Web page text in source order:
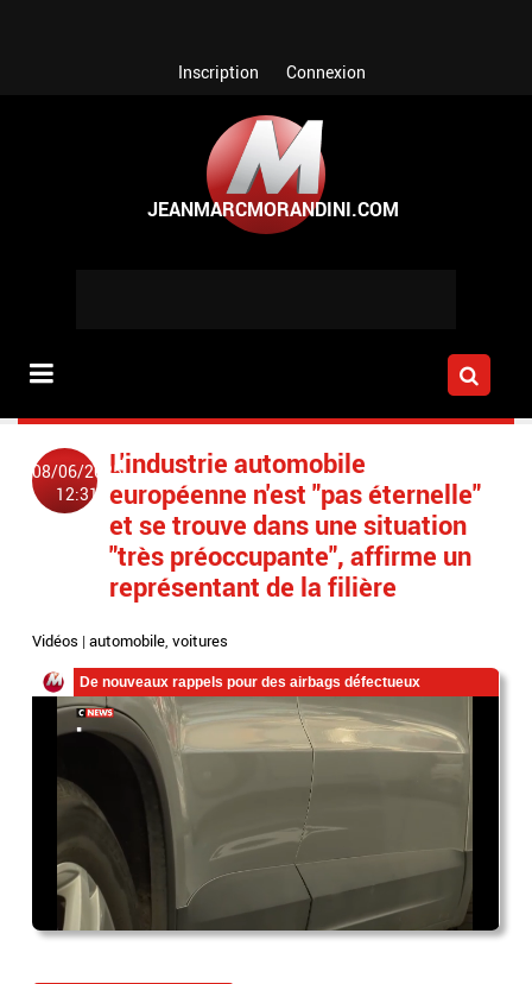
Inscription Connexion
08/06/2025
12:31
L'industrie automobile
européenne n'est "pas éternelle"
et se trouve dans une situation
"très préoccupante", affirme un
représentant de la filière
Vidéos |automobile,voitures